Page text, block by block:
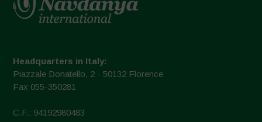
Headquarters in Italy:
Piazzale Donatello, 2 - 50132 Florence
Fax 055-350281
C.F.: 94192980483